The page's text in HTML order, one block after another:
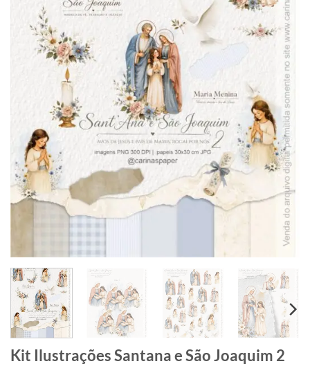
Kit Ilustrações Santana e São Joaquim 2